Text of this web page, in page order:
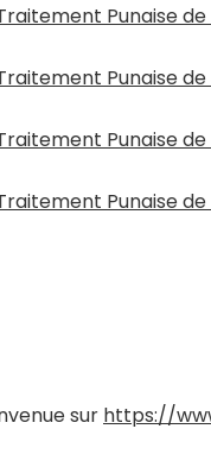
Punaise de
Punaise
Punaise
Punaise
sur https://